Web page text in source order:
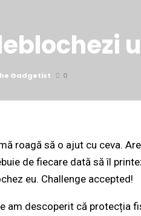
Gadgetist 0
roagă să o ajut cu ceva.
de fiecare dată să îl
eu. Challenge accepted!
am descoperit că protecția